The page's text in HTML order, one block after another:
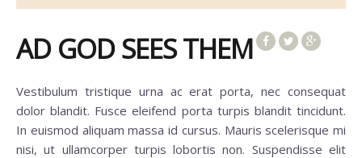
AD GOD SEES THEM
Vestibulum tristique urna ac erat porta, nec consequat
dolor blandit. Fusce eleifend porta turpis blandit tincidunt.
In euismod aliquam massa id cursus. Mauris scelerisque mi
nisi, ut ullamcorper turpis lobortis non. Suspendisse elit